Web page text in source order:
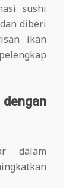
sushi
diberi
ikan
dalam